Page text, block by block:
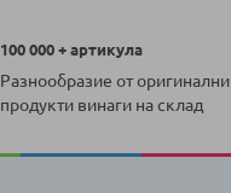
100 000 + артикула
Разнообразие от оригинални
продукти винаги на склад